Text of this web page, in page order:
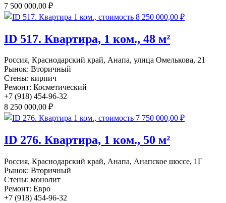
7 500 000,00 ₽
ID 517. Квартира, 1 ком., 48 м²
Россия, Краснодарский край, Анапа, улица Омелькова, 21
Рынок: Вторичный
Стены: кирпич
Ремонт: Косметический
+7 (918) 454-96-32
8 250 000,00 ₽
ID 276. Квартира, 1 ком., 50 м²
Россия, Краснодарский край, Анапа, Анапское шоссе, 1Г
Рынок: Вторичный
Стены: монолит
Ремонт: Евро
+7 (918) 454-96-32